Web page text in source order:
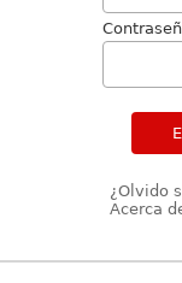
¿Olvido
Acerca